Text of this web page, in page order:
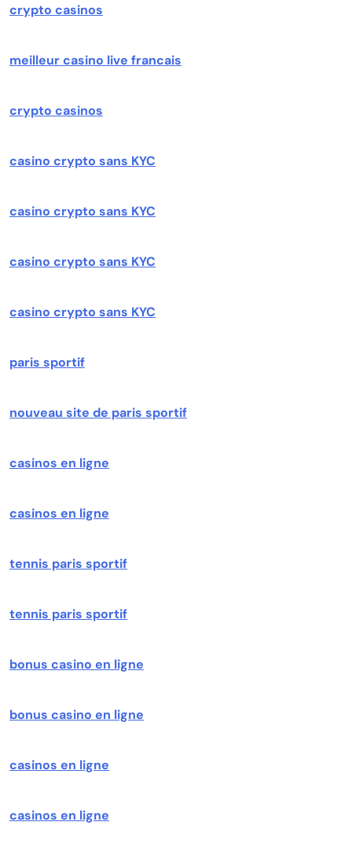
crypto casinos
meilleur casino live francais
crypto casinos
casino crypto sans KYC
casino crypto sans KYC
casino crypto sans KYC
casino crypto sans KYC
paris sportif
nouveau site de paris sportif
casinos en ligne
casinos en ligne
tennis paris sportif
tennis paris sportif
bonus casino en ligne
bonus casino en ligne
casinos en ligne
casinos en ligne